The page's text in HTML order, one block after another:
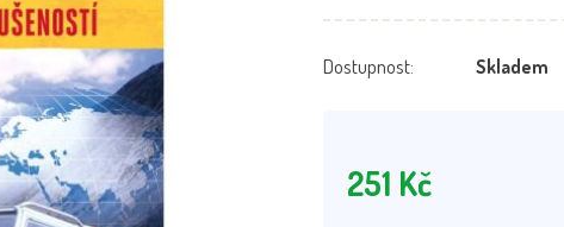
Dostupnost: Skladem
251 Kč